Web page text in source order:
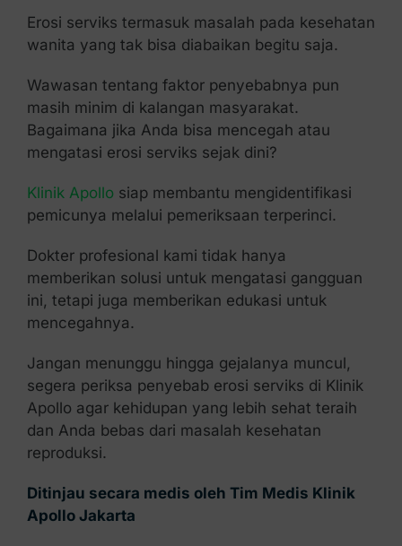
Erosi serviks termasuk masalah pada kesehatan
wanita yang tak bisa diabaikan begitu saja.
Wawasan tentang faktor penyebabnya pun
masih minim di kalangan masyarakat.
Bagaimana jika Anda bisa mencegah atau
mengatasi erosi serviks sejak dini?
Klinik Apollo siap membantu mengidentifikasi
pemicunya melalui pemeriksaan terperinci.
Dokter profesional kami tidak hanya
memberikan solusi untuk mengatasi gangguan
ini, tetapi juga memberikan edukasi untuk
mencegahnya.
Jangan menunggu hingga gejalanya muncul,
segera periksa penyebab erosi serviks di Klinik
Apollo agar kehidupan yang lebih sehat teraih
dan Anda bebas dari masalah kesehatan
reproduksi.
Ditinjau secara medis oleh Tim Medis Klinik
Apollo Jakarta